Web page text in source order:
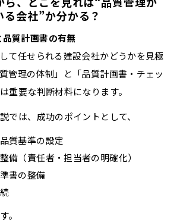
る会社”か分かる？
質計画書の有無
て任せられる建設会社かどうかを見極
管理の体制」と「品質計画書・チェッ
重要な判断材料になります。
では、成功のポイントとして、
質基準の設定
備（責任者・担当者の明確化）
書の整備
。